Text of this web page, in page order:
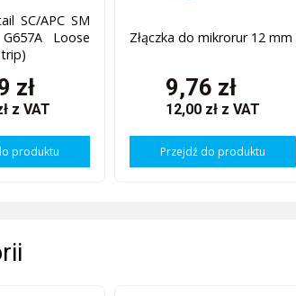
SC/APC SM
Loose
zł
z VAT
produktu
Złączka do mikrorur 12 mm
9,76 zł
12,00 zł z VAT
Przejdź do produktu